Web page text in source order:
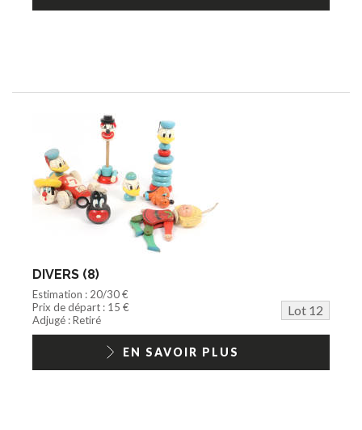
DIVERS (8)
Estimation : 20/30 €
Prix de départ : 15 €
Lot 12
Adjugé : Retiré
EN SAVOIR PLUS